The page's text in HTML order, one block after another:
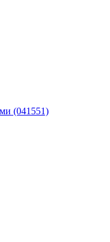
(041551)